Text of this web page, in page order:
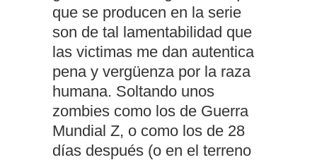
que se producen en la serie
son de tal lamentabilidad que
las victimas me dan autentica
pena y vergüenza por la raza
humana. Soltando unos
zombies como los de Guerra
Mundial Z, o como los de 28
días después (o en el terreno